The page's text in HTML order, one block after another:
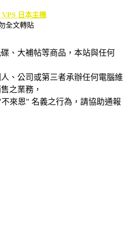
日本主機
全文轉貼
、大補帖等商品，本站與任何
、公司或第三者承辦任何電腦維
之業務，
來恩" 名義之行為，請協助通報